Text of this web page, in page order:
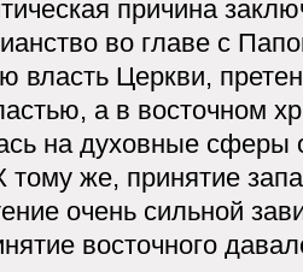
причина
во главе с
власть Церкви,
а в восточном
на духовные сферы
тому же, принятие
очень сильной
восточного